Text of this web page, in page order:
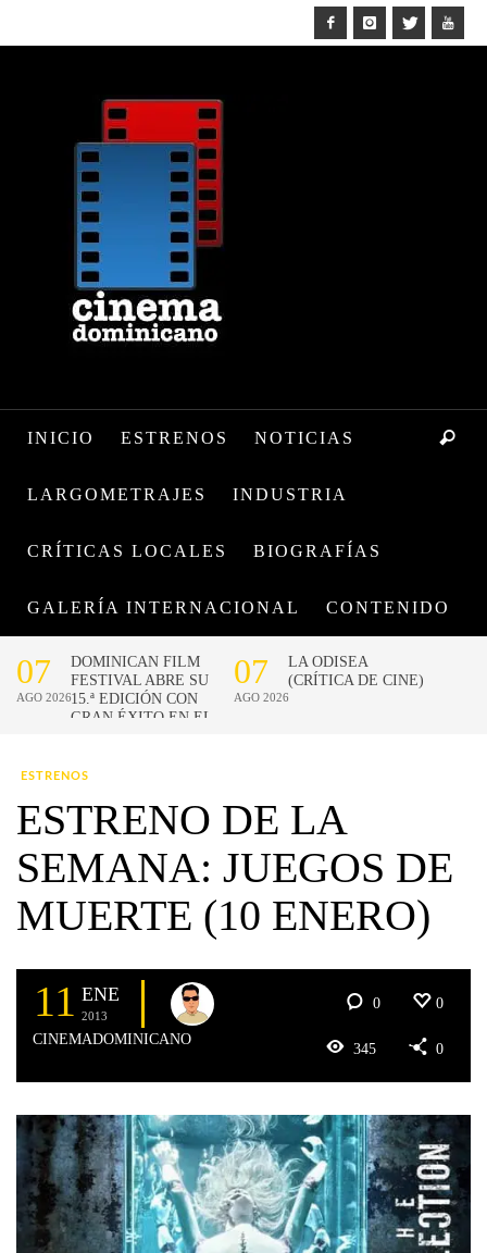
INICIO ESTRENOS NOTICIAS
LARGOMETRAJES INDUSTRIA
CRÍTICAS LOCALES BIOGRAFÍAS
GALERÍA INTERNACIONAL CONTENIDO
ESTRENOS
ESTRENO DE LA
SEMANA: JUEGOS DE
MUERTE (10 ENERO)
11 ENE
2013
CINEMADOMINICANO
0 0
345 0